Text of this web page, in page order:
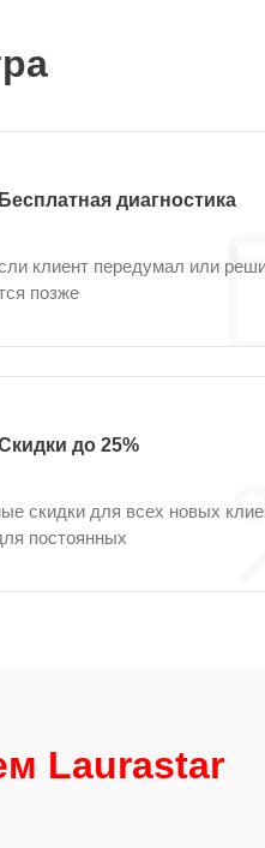
Бесплатная диагностика
клиент передумал или
позже
до 25%
скидки для всех новых
постоянных
Laurastar